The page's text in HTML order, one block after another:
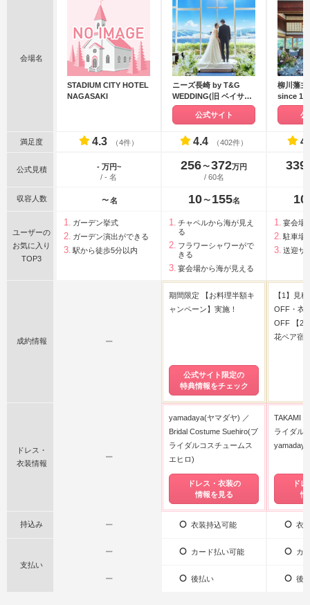
会場名
STADIUM CITY HOTEL
NAGASAKI
ニーズ長崎 by T&G
WEDDING(旧 ベイサイ
ド迎賓館 長崎)
公式サイト
柳川藩主
since
公
満足度 4.3 （4件） 4.4 （402件）
公式見積
- 万円~
/ - 名
256〜372万円
/ 60名
339
収容人数 〜 名 10 〜 155名 10
ユーザーの
お気に入り
TOP3
ガーデン挙式
ガーデン演出ができる
駅から徒歩5分以内
チャペルから海が見え
る
フラワーシャワーがで
きる
宴会場から海が見える
宴会場
駐車場
送迎サ
成約情報 ー
期間限定 【お料理半額キ
ャンペーン】実施！
公式サイト限定の
特典情報をチェック
【1】見
OFF・衣
OFF 【2
花ペア宿
ドレス・
衣装情報
ー
yamadaya(ヤマダヤ)
Bridal Costume Suehiro(ブ
ライダルコスチュームス
エヒロ)
ドレス・衣装の
情報を見る
TAKAMI
ライダル)
ド
情
持込み ー 衣装持込可能 衣
支払い
ー カード払い可能 カ
ー 後払い 後